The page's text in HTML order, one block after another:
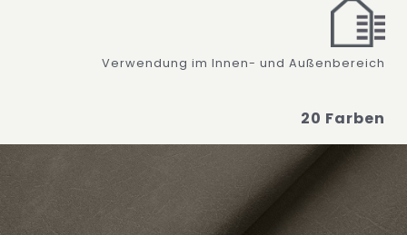
Verwendung im Innen- und Außenbereich
20 Farben